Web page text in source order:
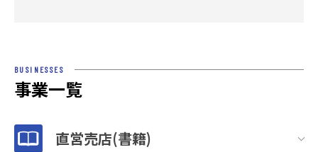
BUSINESSES
事業一覧
直営売店(書籍)